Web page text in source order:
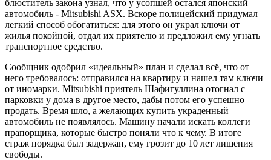
блюститель закона узнал, что у усопшей остался японский
автомобиль - Mitsubishi ASX. Вскоре полицейский придумал
легкий способ обогатиться: для этого он украл ключи от
жилья покойной, отдал их приятелю и предложил ему угнать
транспортное средство.
Сообщник одобрил «идеальный» план и сделал всё, что от
него требовалось: отправился на квартиру и нашел там ключи
от иномарки. Mitsubishi приятель Шафигуллина отогнал с
парковки у дома в другое место, дабы потом его успешно
продать. Время шло, а желающих купить украденный
автомобиль не появлялось. Машину начали искать коллеги
прапорщика, которые быстро поняли что к чему. В итоге
страж порядка был задержан, ему грозит до 10 лет лишения
свободы.